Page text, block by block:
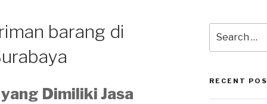
barang di
Dimiliki Jasa
RECENT